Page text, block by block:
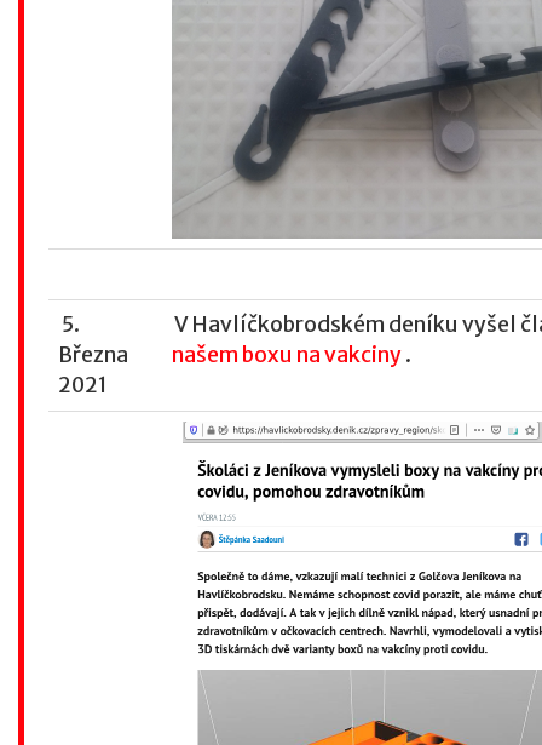
5.
Března
2021
V Havlíčkobrodském deníku vyšel
našem boxu na vakciny.